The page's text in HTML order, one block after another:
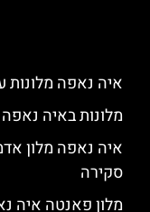
איה נאפה
מלונות באיה
סקירה